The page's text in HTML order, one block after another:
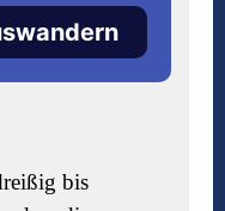
bis